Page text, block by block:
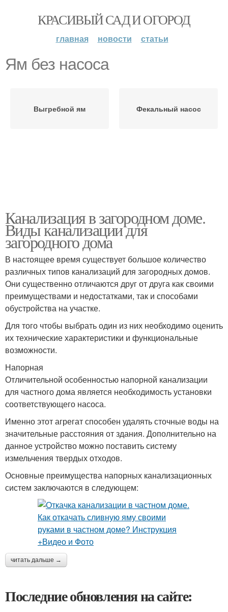
КРАСИВЫЙ САД И ОГОРОД
главная новости статьи
Ям без насоса
Выгребной ям Фекальный насос
Канализация в загородном доме.
Виды канализации для
загородного дома
В настоящее время существует большое количество
различных типов канализаций для загородных домов.
Они существенно отличаются друг от друга как своими
преимуществами и недостатками, так и способами
обустройства на участке.
Для того чтобы выбрать один из них необходимо оценить
их технические характеристики и функциональные
возможности.
Напорная
Отличительной особенностью напорной канализации
для частного дома является необходимость установки
соответствующего насоса.
Именно этот агрегат способен удалять сточные воды на
значительные расстояния от здания. Дополнительно на
данное устройство можно поставить систему
измельчения твердых отходов.
Основные преимущества напорных канализационных
систем заключаются в следующем:
читать дальше →
Последние обновления на сайте: